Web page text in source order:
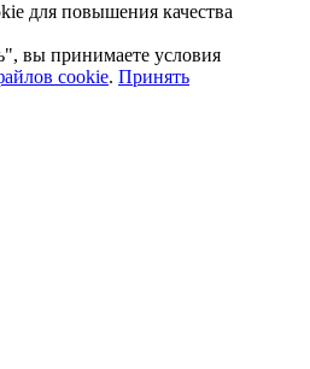
для повышения качества
вы принимаете условия
cookie. Принять